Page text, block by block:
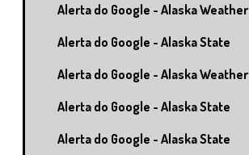
Alerta do Google - Alaska Weather
Alerta do Google - Alaska State
Alerta do Google - Alaska Weather
Alerta do Google - Alaska State
Alerta do Google - Alaska State